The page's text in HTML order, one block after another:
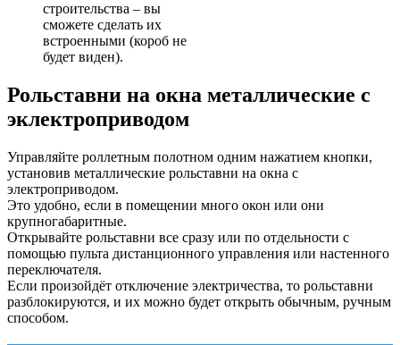
строительства – вы
сможете сделать их
встроенными (короб не
будет виден).
Рольставни на окна металлические с
эклектроприводом
Управляйте роллетным полотном одним нажатием кнопки,
установив металлические рольставни на окна с
электроприводом.
Это удобно, если в помещении много окон или они
крупногабаритные.
Открывайте рольставни все сразу или по отдельности с
помощью пульта дистанционного управления или настенного
переключателя.
Если произойдёт отключение электричества, то рольставни
разблокируются, и их можно будет открыть обычным, ручным
способом.